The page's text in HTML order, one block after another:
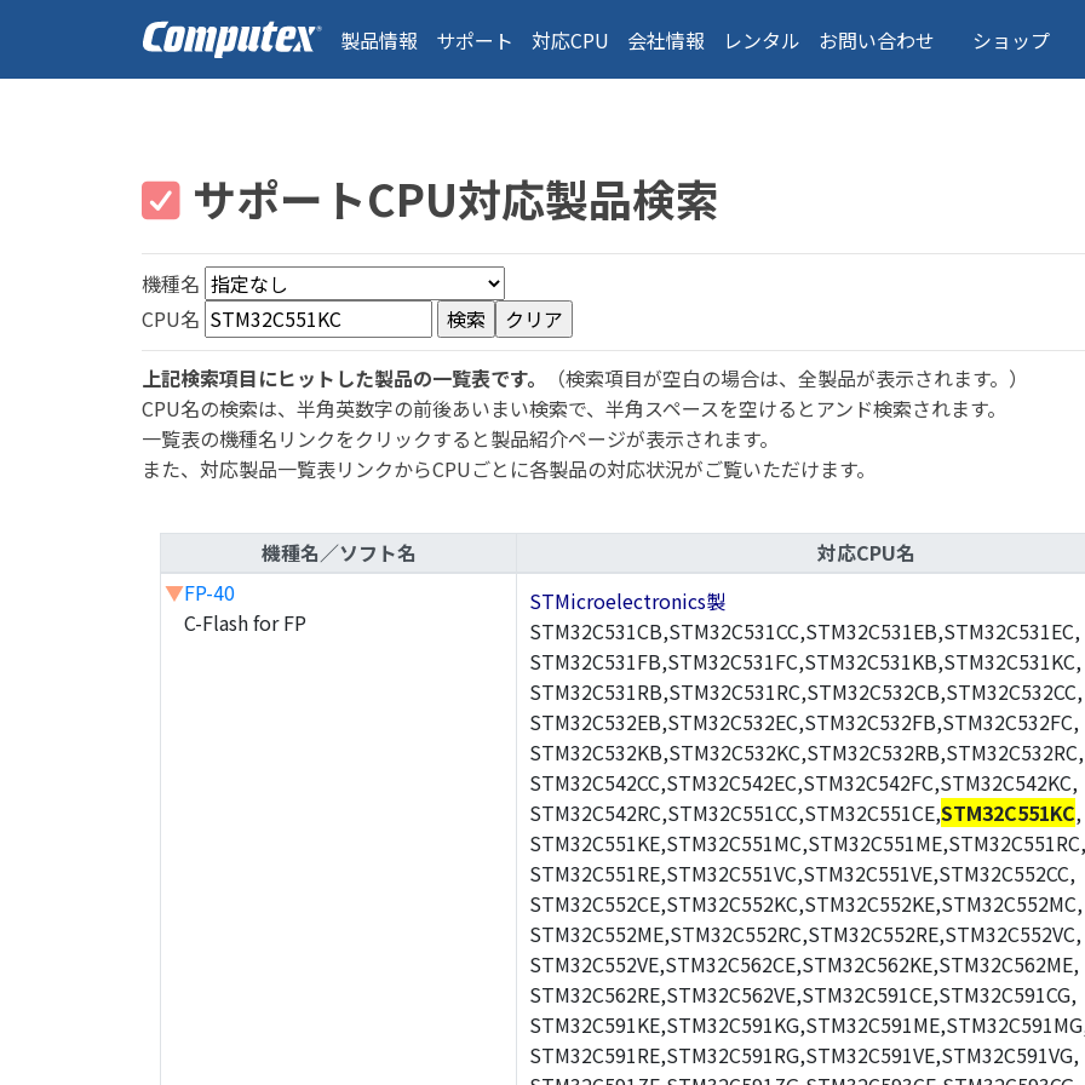
製品情報 サポート 対応CPU 会社情報 レンタル お問い合わせ ショップ
サポートCPU対応製品検索
機種名
CPU名
上記検索項目にヒットした製品の一覧表です。
（検索項目が空白の場合は、全製品が表示されます。）
CPU名の検索は、半角英数字の前後あいまい検索で、半角スペースを空けるとアンド検索されます。
一覧表の機種名リンクをクリックすると製品紹介ページが表示されます。
また、対応製品一覧表リンクからCPUごとに各製品の対応状況がご覧いただけます。
機種名／ソフト名
対応CPU名
▼FP-40
C-Flash for FP
STMicroelectronics製
STM32C531CB,STM32C531CC,STM32C531EB,STM32C531EC,
STM32C531FB,STM32C531FC,STM32C531KB,STM32C531KC,
STM32C531RB,STM32C531RC,STM32C532CB,STM32C532CC,
STM32C532EB,STM32C532EC,STM32C532FB,STM32C532FC,
STM32C532KB,STM32C532KC,STM32C532RB,STM32C532RC,
STM32C542CC,STM32C542EC,STM32C542FC,STM32C542KC,
STM32C542RC,STM32C551CC,STM32C551CE,STM32C551KC,
STM32C551KE,STM32C551MC,STM32C551ME,STM32C551RC,
STM32C551RE,STM32C551VC,STM32C551VE,STM32C552CC,
STM32C552CE,STM32C552KC,STM32C552KE,STM32C552MC,
STM32C552ME,STM32C552RC,STM32C552RE,STM32C552VC,
STM32C552VE,STM32C562CE,STM32C562KE,STM32C562ME,
STM32C562RE,STM32C562VE,STM32C591CE,STM32C591CG,
STM32C591RE,STM32C591RG,STM32C591VE,STM32C591VG,